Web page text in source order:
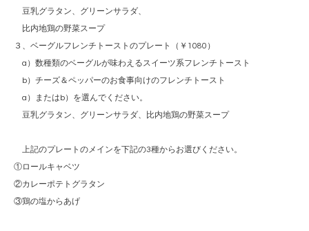
豆乳グラタン、グリーンサラダ、
比内地鶏の野菜スープ
３、ベーグルフレンチトーストのプレート（￥1080）
a）数種類のベーグルが味わえるスイーツ系フレンチトースト
b）チーズ＆ペッパーのお食事向けのフレンチトースト
a）またはb）を選んでください。
豆乳グラタン、グリーンサラダ、比内地鶏の野菜スープ
上記のプレートのメインを下記の3種からお選びください。
①ロールキャベツ
②カレーポテトグラタン
③鶏の塩からあげ